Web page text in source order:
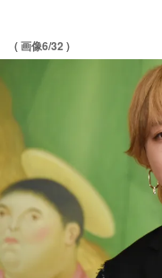
( 画像6/32 )